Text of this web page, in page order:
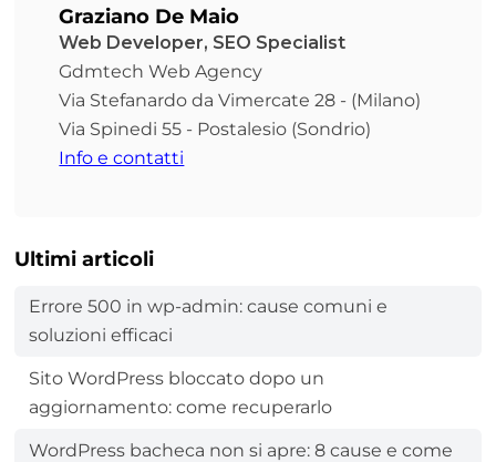
Graziano De Maio
Web Developer, SEO Specialist
Gdmtech Web Agency
Via Stefanardo da Vimercate 28 - (Milano)
Via Spinedi 55 - Postalesio (Sondrio)
Info e contatti
Ultimi articoli
Errore 500 in wp-admin: cause comuni e
soluzioni efficaci
Sito WordPress bloccato dopo un
aggiornamento: come recuperarlo
WordPress bacheca non si apre: 8 cause e come